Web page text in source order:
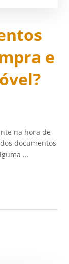
e
na hora de
documentos
...